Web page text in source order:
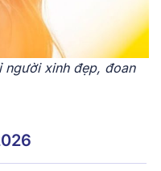
người xinh đẹp, đoan